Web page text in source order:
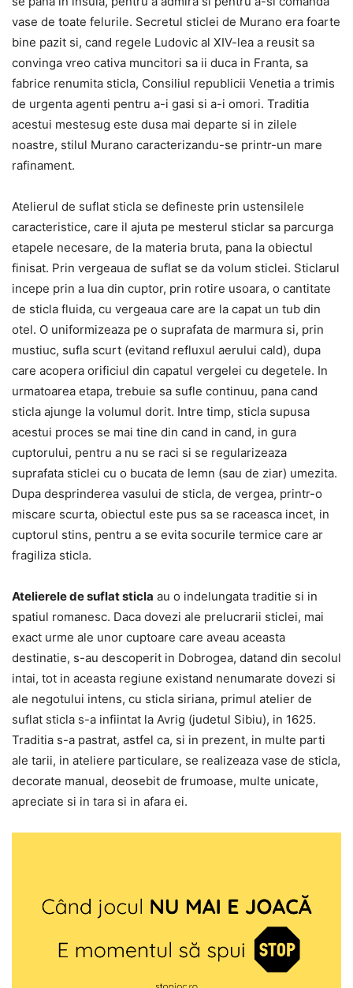
vase de toate felurile. Secretul sticlei de Murano era foarte
bine pazit si, cand regele Ludovic al XIV-lea a reusit sa
convinga vreo cativa muncitori sa ii duca in Franta, sa
fabrice renumita sticla, Consiliul republicii Venetia a trimis
de urgenta agenti pentru a-i gasi si a-i omori. Traditia
acestui mestesug este dusa mai departe si in zilele
noastre, stilul Murano caracterizandu-se printr-un mare
rafinament.
Atelierul de suflat sticla se defineste prin ustensilele
caracteristice, care il ajuta pe mesterul sticlar sa parcurga
etapele necesare, de la materia bruta, pana la obiectul
finisat. Prin vergeaua de suflat se da volum sticlei. Sticlarul
incepe prin a lua din cuptor, prin rotire usoara, o cantitate
de sticla fluida, cu vergeaua care are la capat un tub din
otel. O uniformizeaza pe o suprafata de marmura si, prin
mustiuc, sufla scurt (evitand refluxul aerului cald), dupa
care acopera orificiul din capatul vergelei cu degetele. In
urmatoarea etapa, trebuie sa sufle continuu, pana cand
sticla ajunge la volumul dorit. Intre timp, sticla supusa
acestui proces se mai tine din cand in cand, in gura
cuptorului, pentru a nu se raci si se regularizeaza
suprafata sticlei cu o bucata de lemn (sau de ziar) umezita.
Dupa desprinderea vasului de sticla, de vergea, printr-o
miscare scurta, obiectul este pus sa se raceasca incet, in
cuptorul stins, pentru a se evita socurile termice care ar
fragiliza sticla.
Atelierele de suflat sticla au o indelungata traditie si in
spatiul romanesc. Daca dovezi ale prelucrarii sticlei, mai
exact urme ale unor cuptoare care aveau aceasta
destinatie, s-au descoperit in Dobrogea, datand din secolul
intai, tot in aceasta regiune existand nenumarate dovezi si
ale negotului intens, cu sticla siriana, primul atelier de
suflat sticla s-a infiintat la Avrig (judetul Sibiu), in 1625.
Traditia s-a pastrat, astfel ca, si in prezent, in multe parti
ale tarii, in ateliere particulare, se realizeaza vase de sticla,
decorate manual, deosebit de frumoase, multe unicate,
apreciate si in tara si in afara ei.